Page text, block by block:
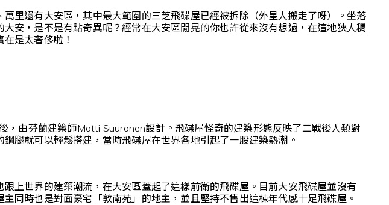
里還有大安區，其中最大範圍的三芝飛碟屋已經被拆除（外星人搬走了呀）。坐落
安，是不是有點奇異呢？經常在大安區閒晃的你也許從來沒有想過，在這地狹人稠
是太奢侈啦！
由芬蘭建築師Matti Suuronen設計。飛碟屋怪奇的建築形態反映了二戰後人類對
腿就可以輕鬆搭建，當時飛碟屋在世界各地引起了一股建築熱潮。
上世界的建築潮流，在大安區蓋起了這樣前衛的飛碟屋。目前大安飛碟屋並沒有
同時也是對面豪宅「敦南苑」的地主，並且堅持不售出這棟年代感十足飛碟屋。